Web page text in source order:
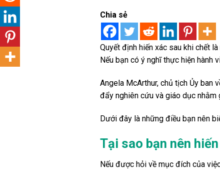
Chia sẻ
Quyết định hiến xác sau khi chết
Nếu bạn có ý nghĩ thực hiện hành
Angela McArthur, chủ tịch Ủy ban
đẩy nghiên cứu và giáo dục nhằm
Dưới đây là những điều bạn nên
Tại sao bạn nên
Nếu được hỏi về mục đích của